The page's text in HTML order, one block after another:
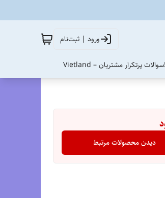
ورود | ثبت‌نام
سوالات پرتکرار مشتریان – Vietland
دیدن محصولات مرتبط